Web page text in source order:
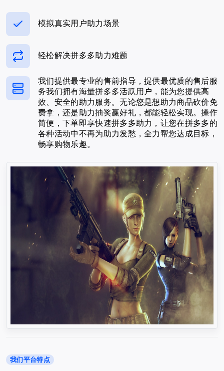
模拟真实用户助力场景
轻松解决拼多多助力难题
我们提供最专业的售前指导，提供最优质的售后服
务我们拥有海量拼多多活跃用户，能为您提供高
效、安全的助力服务。无论您是想助力商品砍价免
费拿，还是助力抽奖赢好礼，都能轻松实现。操作
简便，下单即享快速拼多多助力，让您在拼多多的
各种活动中不再为助力发愁，全力帮您达成目标，
畅享购物乐趣。
我们平台特点